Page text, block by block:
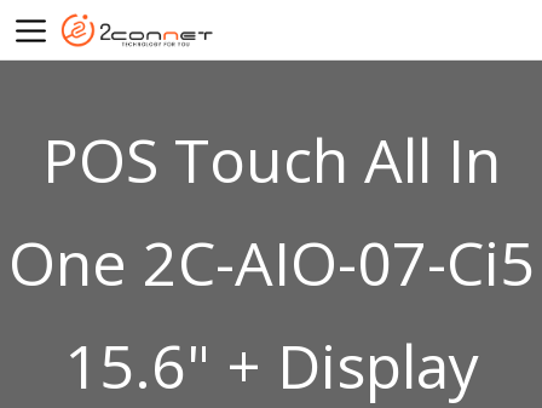
POS Touch All In
One 2C-AIO-07-Ci5
15.6" + Display